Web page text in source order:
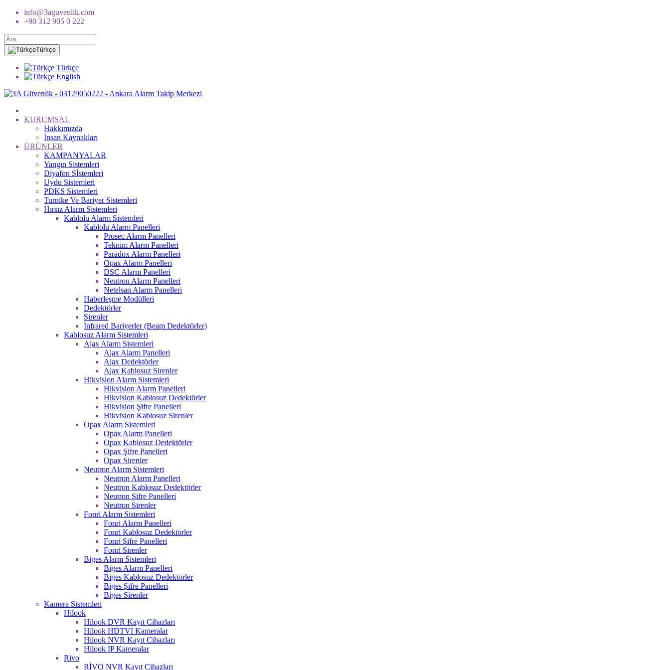
info@3aguvenlik.com
+90 312 905 0 222
Türkçe
Türkçe
English
KURUMSAL
Hakkımızda
İnsan Kaynakları
ÜRÜNLER
KAMPANYALAR
Yangın Sistemleri
Diyafon Sİstemleri
Uydu Sistemleri
PDKS Sistemleri
Turnike Ve Bariyer Sistemleri
Hırsız Alarm Sistemleri
Kablolu Alarm Sistemleri
Kablolu Alarm Panelleri
Prosec Alarm Panelleri
Teknim Alarm Panelleri
Paradox Alarm Panelleri
Opax Alarm Panelleri
DSC Alarm Panelleri
Neutron Alarm Panelleri
Netelsan Alarm Panelleri
Haberleşme Modülleri
Dedektörler
Sirenler
İnfrared Bariyerler (Beam Dedektörler)
Kablosuz Alarm Sistemleri
Ajax Alarm Sistemleri
Ajax Alarm Panelleri
Ajax Dedektörler
Ajax Kablosuz Sirenler
Hikvision Alarm Sistemleri
Hikvision Alarm Panelleri
Hikvision Kablosuz Dedektörler
Hikvision Şifre Panelleri
Hikvision Kablosuz Sirenler
Opax Alarm Sistemleri
Opax Alarm Panelleri
Opax Kablosuz Dedektörler
Opax Şifre Panelleri
Opax Sirenler
Neutron Alarm Sistemleri
Neutron Alarm Panelleri
Neutron Kablosuz Dedektörler
Neutron Şifre Panelleri
Neutron Sirenler
Fonri Alarm Sistemleri
Fonri Alarm Panelleri
Fonri Kablosuz Dedektörler
Fonri Şifre Panelleri
Fonri Sirenler
Biges Alarm Sistemleri
Biges Alarm Panelleri
Biges Kablosuz Dedektörler
Biges Şifre Panelleri
Biges Sirenler
Kamera Sistemleri
Hilook
Hilook DVR Kayıt Cihazları
Hilook HDTVI Kameralar
Hilook NVR Kayıt Cihazları
Hilook IP Kameralar
Rivo
RİVO NVR Kayıt Cihazları